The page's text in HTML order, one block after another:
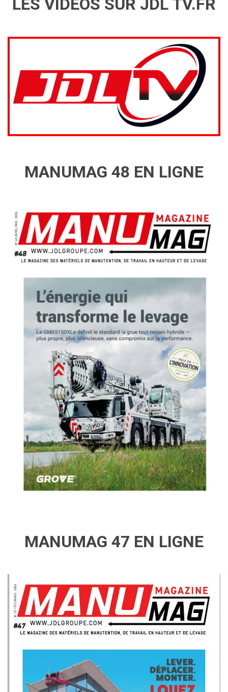
LES VIDÉOS SUR JDL TV.FR
MANUMAG 48 EN LIGNE
MANUMAG 47 EN LIGNE